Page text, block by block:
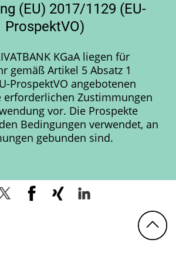
(EU) 2017/1129 (EU-
ProspektVO)
KGaA liegen für
gemäß Artikel 5 Absatz 1
ProspektVO angebotenen
erforderlichen Zustimmungen
vor. Die Prospekte
Bedingungen verwendet, an
gebunden sind.